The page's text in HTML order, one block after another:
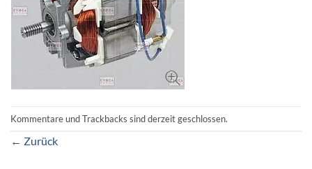
Kommentare und Trackbacks sind derzeit geschlossen.
← Zurück